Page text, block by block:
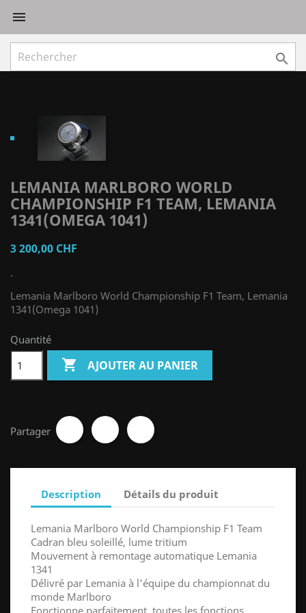


LEMANIA MARLBORO WORLD
CHAMPIONSHIP F1 TEAM, LEMANIA
1341(OMEGA 1041)
3 200,00 CHF
-
Lemania Marlboro World Championship F1 Team, Lemania
1341(Omega 1041)
Quantité
 AJOUTER AU PANIER
Partager
Description Détails du produit
Lemania Marlboro World Championship F1 Team
Cadran bleu soleillé, lume tritium
Mouvement à remontage automatique Lemania
1341
Délivré par Lemania à l'équipe du championnat du
monde Marlboro